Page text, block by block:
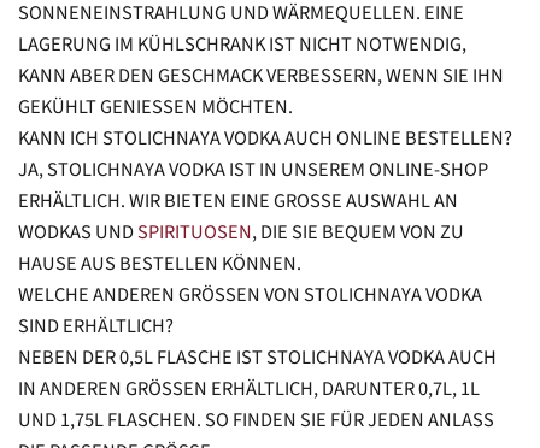
SONNENEINSTRAHLUNG UND WÄRMEQUELLEN. EINE
LAGERUNG IM KÜHLSCHRANK IST NICHT NOTWENDIG,
KANN ABER DEN GESCHMACK VERBESSERN, WENN SIE IHN
GEKÜHLT GENIESSEN MÖCHTEN.
KANN ICH STOLICHNAYA VODKA AUCH ONLINE BESTELLEN?
JA, STOLICHNAYA VODKA IST IN UNSEREM ONLINE-SHOP
ERHÄLTLICH. WIR BIETEN EINE GROSSE AUSWAHL AN W
ODKAS UNDSPIRITUOSEN, DIE SIE BEQUEM VON ZU
HAUSE AUS BESTELLEN KÖNNEN.
WELCHE ANDEREN GRÖSSEN VON STOLICHNAYA VODKA S
IND ERHÄLTLICH?
NEBEN DER 0,5L FLASCHE IST STOLICHNAYA VODKA AUCH
IN ANDEREN GRÖSSEN ERHÄLTLICH, DARUNTER 0,7L, 1L U
ND 1,75L FLASCHEN. SO FINDEN SIE FÜR JEDEN ANLASS D